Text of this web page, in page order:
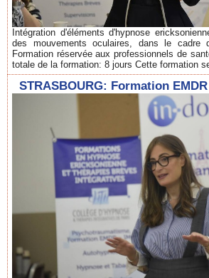
Intégration d'éléments d'hypnose
des mouvements oculaires, dans le cadre
Formation réservée aux professionnels de
totale de la formation: 8 jours Cette formation
STRASBOURG: Formation